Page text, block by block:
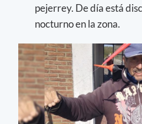
pejerrey. De día está
nocturno en la zona.